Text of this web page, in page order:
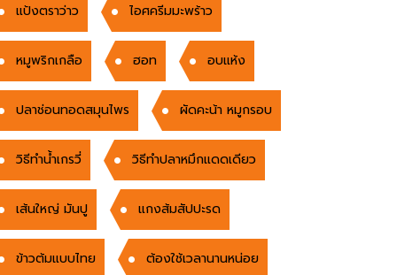
แป้งตราว่าว ไอศครีมมะพร้าว
หมูพริกเกลือ ฮอท อบแห้ง
ปลาช่อนทอดสมุนไพร ผัดคะน้า หมูกรอบ
วิธีทำน้ำเกรวี่ วิธีทำปลาหมึกแดดเดียว
เส้นใหญ่ มันปู แกงส้มสัปปะรด
ข้าวต้มแบบไทย ต้องใช้เวลานานหน่อย